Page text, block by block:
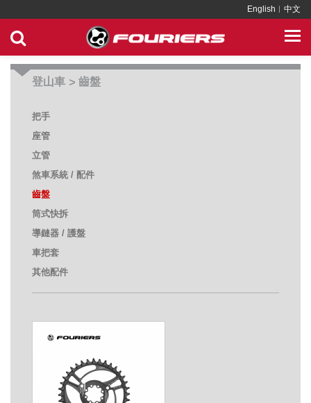
English ︱ 中文
登山車 > 齒盤
把手
座管
立管
煞車系統 / 配件
齒盤
筒式快拆
導鏈器 / 護盤
車把套
其他配件